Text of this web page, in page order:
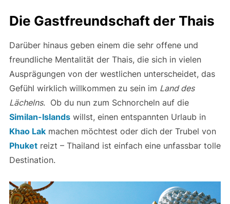
Die Gastfreundschaft der Thais
Darüber hinaus geben einem die sehr offene und
freundliche Mentalität der Thais, die sich in vielen
Ausprägungen von der westlichen unterscheidet, das
Gefühl wirklich willkommen zu sein im Land des
Lächelns. Ob du nun zum Schnorcheln auf die
Similan-Islandswillst, einen entspannten Urlaub in
Khao Lakmachen möchtest oder dich der Trubel von
Phuketreizt – Thailand ist einfach eine unfassbar tolle
Destination.